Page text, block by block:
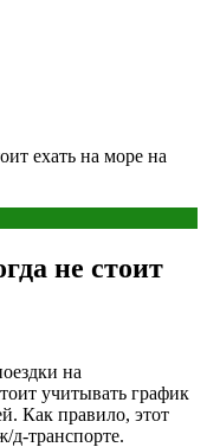
ехать на море на
не стоит
на
учитывать график
Как правило, этот
д-транспорте.